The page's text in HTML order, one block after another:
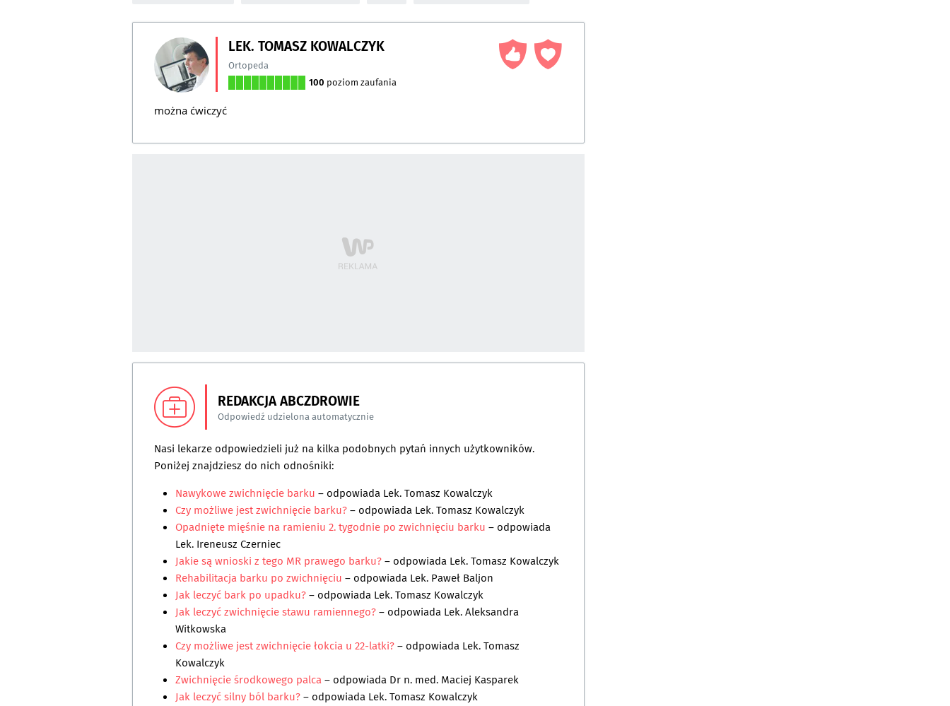
LEK. TOMASZ KOWALCZYK
Ortopeda
100 poziom zaufania
można ćwiczyć
REDAKCJA ABCZDROWIE
Odpowiedź udzielona automatycznie
Nasi lekarze odpowiedzieli już na kilka podobnych pytań innych użytkowników.
Poniżej znajdziesz do nich odnośniki:
Nawykowe zwichnięcie barku – odpowiada Lek. Tomasz Kowalczyk
Czy możliwe jest zwichnięcie barku?– odpowiada Lek. Tomasz Kowalczyk
Opadnięte mięśnie na ramieniu 2. tygodnie po zwichnięciu barku – odpowiada
Lek. Ireneusz Czerniec
Jakie są wnioski z tego MR prawego barku?– odpowiada Lek. Tomasz Kowalczyk
Rehabilitacja barku po zwichnięciu – odpowiada Lek. Paweł Baljon
Jak leczyć bark po upadku?– odpowiada Lek. Tomasz Kowalczyk
Jak leczyć zwichnięcie stawu ramiennego?– odpowiada Lek. Aleksandra
Witkowska
Czy możliwe jest zwichnięcie łokcia u 22-latki?– odpowiada Lek. Tomasz
Kowalczyk
Zwichnięcie środkowego palca– odpowiada Dr n. med. Maciej Kasparek
Jak leczyć silny ból barku?– odpowiada Lek. Tomasz Kowalczyk